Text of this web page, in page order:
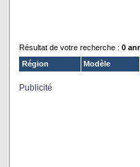
Résultat de votre recherche : 0
Région
Modèle
Publicité